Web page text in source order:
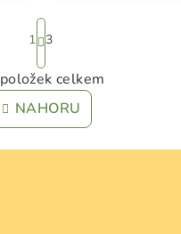
O
v
l
á
S
t
r
á
n
k
o
1 3
položek celkem
NAHORU